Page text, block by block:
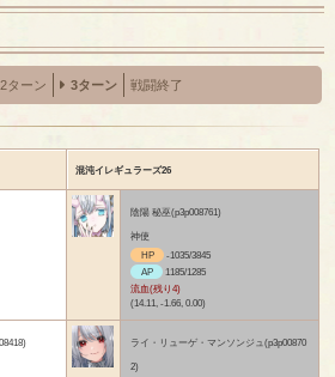
2ターン 3ターン 戦闘終了
混沌イレギュラーズ26
陰陽 秘巫(p3p008761)
神使
HP
-1035/3845
AP
1185/1285
流血(残り4)
(14.11, -1.66, 0.00)
ライ・リューゲ・マンソンジュ(p3p00870
2)